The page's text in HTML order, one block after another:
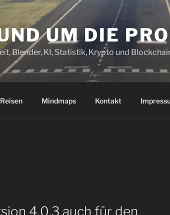
UM DIE
Blender, KI, Statistik, Krypto und
Reisen Mindmaps Kontakt
4.0.3 auch für den